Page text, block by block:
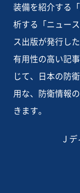
装備を紹介する
析する「ニュー
ス出版が発行し
有用性の高い記
じて、日本の防
用な、防衛情報
きます。
J デ